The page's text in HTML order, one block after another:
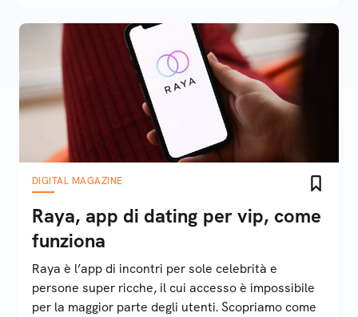
DIGITAL MAGAZINE
Raya, app di dating per vip, come
funziona
Raya è l’app di incontri per sole celebrità e
persone super ricche, il cui accesso è impossibile
per la maggior parte degli utenti. Scopriamo come